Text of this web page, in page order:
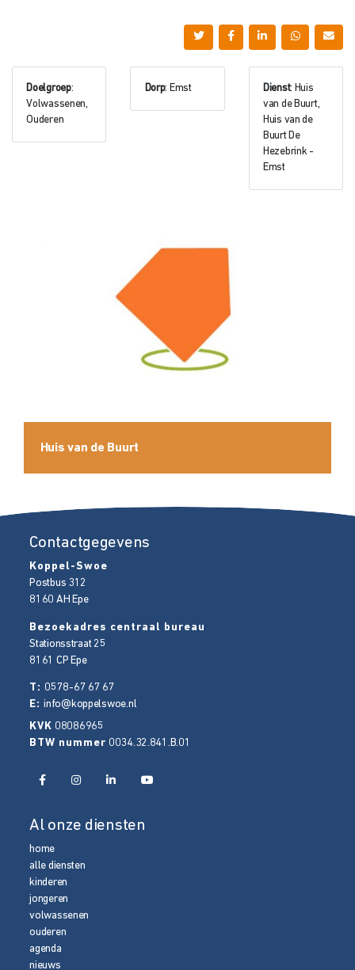
Doelgroep:
Volwassenen,
Ouderen
Dorp: Emst Dienst: Huis
van de Buurt,
Huis van de
Buurt De
Hezebrink -
Emst
Huis van de Buurt
Contactgegevens
Koppel-Swoe
Postbus 312
8160 AH Epe
Bezoekadres centraal bureau
Stationsstraat 25
8161 CP Epe
T: 0578-67 67 67
E:info@koppelswoe.nl
KVK 08086965
BTW nummer 0034.32.841.B.01
Al onze diensten
home
alle diensten
kinderen
jongeren
volwassenen
ouderen
agenda
nieuws